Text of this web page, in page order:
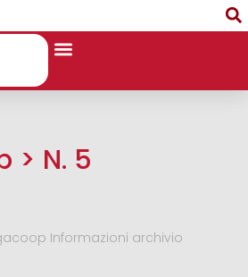
> N. 5
Informazioni archivio